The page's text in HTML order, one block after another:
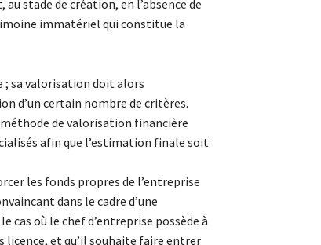
stade de création, en l’absence de
immatériel qui constitue la
; sa valorisation doit alors
d’un certain nombre de critères.
de valorisation financière
afin que l’estimation finale soit
les fonds propres de l’entreprise
dans le cadre d’une
cas où le chef d’entreprise possède à
et qu’il souhaite faire entrer